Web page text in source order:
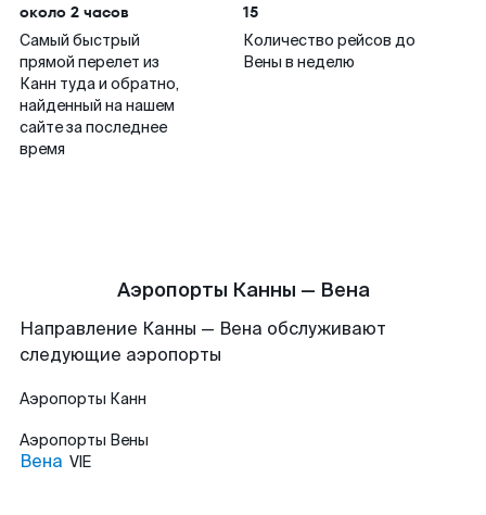
около 2 часов
Самый быстрый
прямой перелет из
Канн туда и обратно,
найденный на нашем
сайте за последнее
время
15
Количество рейсов до
Вены в неделю
Аэропорты Канны — Вена
Направление Канны — Вена обслуживают
следующие аэропорты
Аэропорты Канн
Аэропорты Вены
Вена VIE